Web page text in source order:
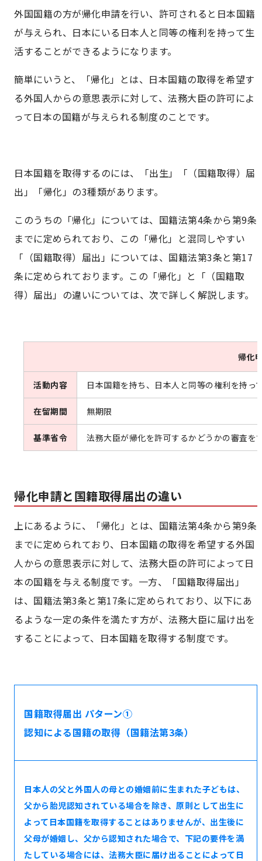
帰化と永住の違い
手続きの必要書類
標準的な審査期間
帰化申請に関してよくあるご質問
帰化申請のサポートと費用
外国国籍の方が帰化申請を行い、許可されると日本国籍
が与えられ、日本にいる日本人と同等の権利を持って生
活することができるようになります。
簡単にいうと、「帰化」とは、日本国籍の取得を希望す
る外国人からの意思表示に対して、法務大臣の許可によ
って日本の国籍が与えられる制度のことです。
日本国籍を取得するのには、「出生」「（国籍取得）届
出」「帰化」の3種類があります。
このうちの「帰化」については、国籍法第4条から第9条
までに定められており、この「帰化」と混同しやすい
「（国籍取得）届出」については、国籍法第3条と第17
条に定められております。この「帰化」と「（国籍取
得）届出」の違いについては、次で詳しく解説します。
帰化
活動内容 日本国籍を持ち、日本人と同等の権利を持っ
在留期間 無期限
基準省令 法務大臣が帰化を許可するかどうかの審査
帰化申請と国籍取得届出の違い
上にあるように、「帰化」とは、国籍法第4条から第9条
までに定められており、日本国籍の取得を希望する外国
人からの意思表示に対して、法務大臣の許可によって日
本の国籍を与える制度です。一方、「国籍取得届出」
は、国籍法第3条と第17条に定められており、以下にあ
るような一定の条件を満たす方が、法務大臣に届け出を
することによって、日本国籍を取得する制度です。
国籍取得届出 パターン①
認知による国籍の取得（国籍法第3条）
日本人の父と外国人の母との婚姻前に生まれた子どもは、
父から胎児認知されている場合を除き、原則として出生に
よって日本国籍を取得することはありませんが、出生後に
父母が婚姻し、父から認知された場合で、下記の要件を満
たしている場合には、法務大臣に届け出ることによって日